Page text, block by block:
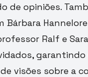
de opiniões.
Bárbara
Ralf e
garantindo
visões sobre a